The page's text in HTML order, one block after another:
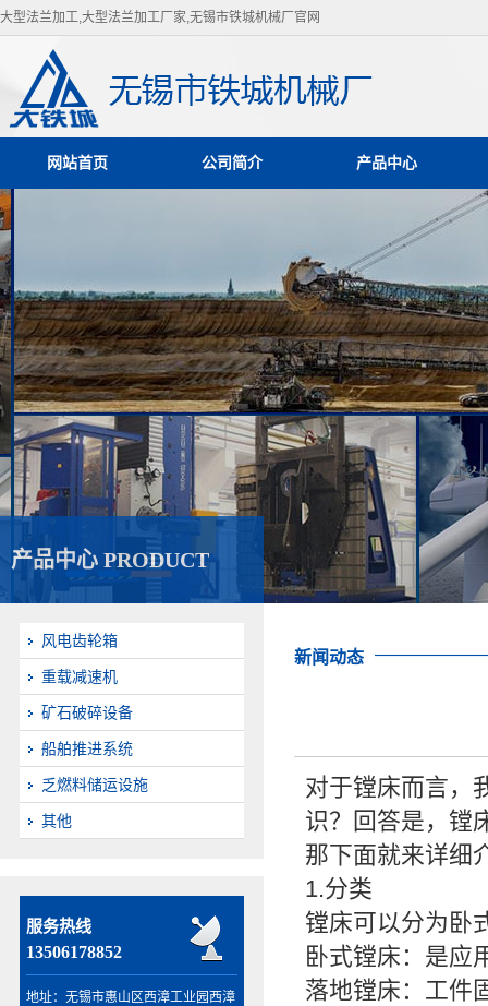
大型法兰加工,大型法兰加工厂家,无锡市铁城机械厂官网
网站首页 公司简介 产品中心
产品中心 PRODUCT
风电齿轮箱
重载减速机
矿石破碎设备
船舶推进系统
乏燃料储运设施
其他
服务热线
13506178852
地址：无锡市惠山区西漳工业园西漳
新闻动态
对于镗床而言，
识？回答是，镗
那下面就来详细
1.分类
镗床可以分为卧
卧式镗床：是应
落地镗床：工件